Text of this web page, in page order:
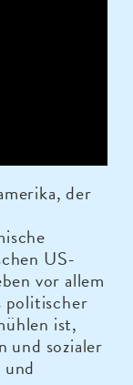
der
US-
vor allem
politischer
ist,
und sozialer